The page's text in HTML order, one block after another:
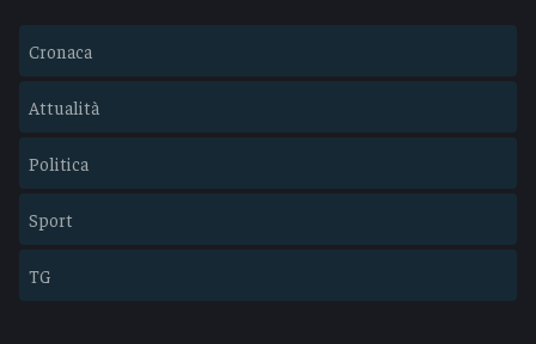
Cronaca
Attualità
Politica
Sport
TG